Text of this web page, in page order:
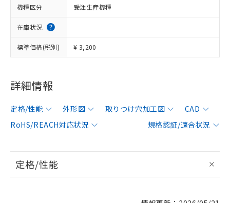
機種区分 受注生産機種
在庫状況
標準価格(税別) ¥ 3,200
詳細情報
定格/性能 外形図 取りつけ穴加工図
CAD
RoHS/REACH対応状況
規格認証/適合状況
定格/性能